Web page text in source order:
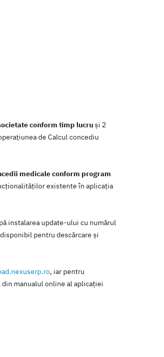
conform timp lucruși 2
de Calcul concediu
medicale conform program
existente în aplicaţia
instalarea update-ului cu numărul
pentru descărcare şi
, iar pentru
manualul online al aplicaţiei